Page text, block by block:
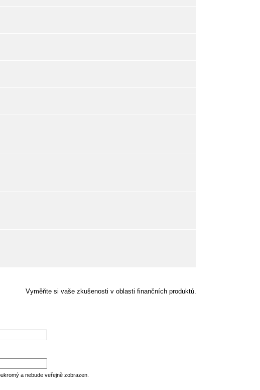
Vyměňte si vaše zkušenosti v oblasti finančních produktů.
a nebude veřejně zobrazen.